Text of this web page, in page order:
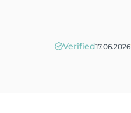
Verified17.06.2026